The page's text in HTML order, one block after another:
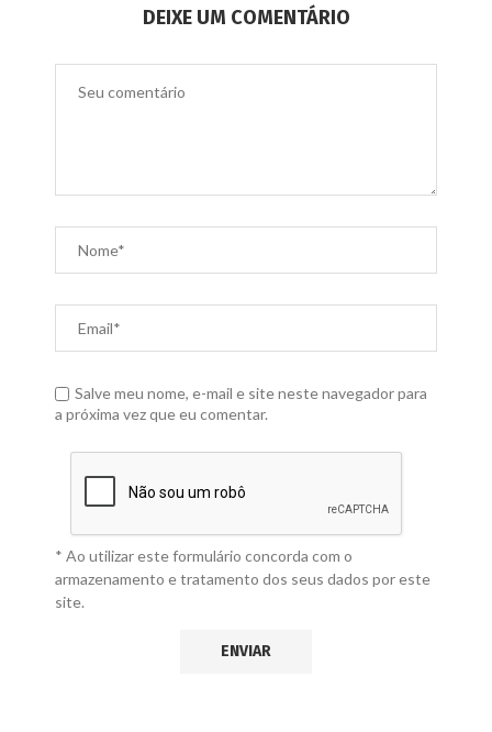
DEIXE UM COMENTÁRIO
Salve meu nome, e-mail e site neste navegador para
a próxima vez que eu comentar.
* Ao utilizar este formulário concorda com o
armazenamento e tratamento dos seus dados por este
site.